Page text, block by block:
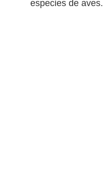
especies de aves.